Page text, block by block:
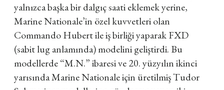
yalnızca başka bir dalgıç saati eklemek yerine,
Marine Nationale’in özel kuvvetleri olan
Commando Hubert ile iş birliği yaparak FXD
(sabit lug anlamında) modelini geliştirdi. Bu
modellerde “M.N.” ibaresi ve 20. yüzyılın ikinci
yarısında Marine Nationale için üretilmiş Tudor